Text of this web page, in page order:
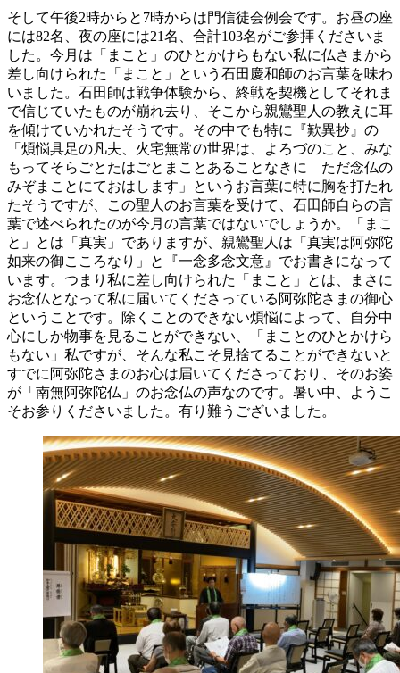
そして午後2時からと7時からは門信徒会例会です。お昼の座
には82名、夜の座には21名、合計103名がご参拝くださいま
した。今月は「まこと」のひとかけらもない私に仏さまから
差し向けられた「まこと」という石田慶和師のお言葉を味わ
いました。石田師は戦争体験から、終戦を契機としてそれま
で信じていたものが崩れ去り、そこから親鸞聖人の教えに耳
を傾けていかれたそうです。その中でも特に『歎異抄』の
「煩悩具足の凡夫、火宅無常の世界は、よろづのこと、みな
もってそらごとたはごとまことあることなきに ただ念仏の
みぞまことにておはします」というお言葉に特に胸を打たれ
たそうですが、この聖人のお言葉を受けて、石田師自らの言
葉で述べられたのが今月の言葉ではないでしょうか。「まこ
と」とは「真実」でありますが、親鸞聖人は「真実は阿弥陀
如来の御こころなり」と『一念多念文意』でお書きになって
います。つまり私に差し向けられた「まこと」とは、まさに
お念仏となって私に届いてくださっている阿弥陀さまの御心
ということです。除くことのできない煩悩によって、自分中
心にしか物事を見ることができない、「まことのひとかけら
もない」私ですが、そんな私こそ見捨てることができないと
すでに阿弥陀さまのお心は届いてくださっており、そのお姿
が「南無阿弥陀仏」のお念仏の声なのです。暑い中、ようこ
そお参りくださいました。有り難うございました。